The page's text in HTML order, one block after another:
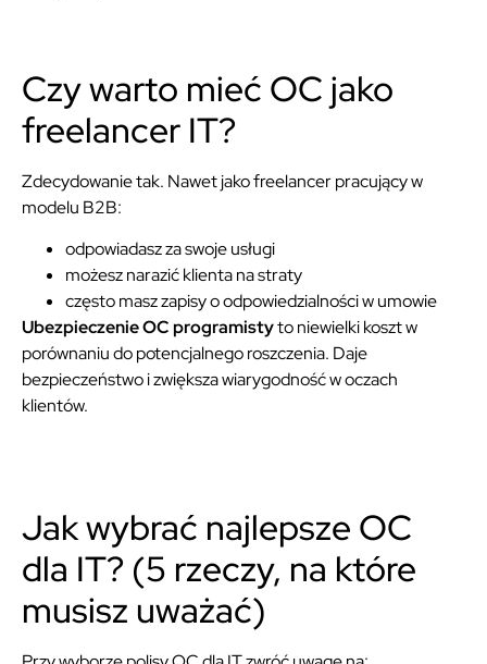
Czy warto mieć OC jako
freelancer IT?
Zdecydowanie tak. Nawet jako freelancer pracujący w
modelu B2B:
odpowiadasz za swoje usługi
możesz narazić klienta na straty
często masz zapisy o odpowiedzialności w umowie
Ubezpieczenie OC programistyto niewielki koszt w
porównaniu do potencjalnego roszczenia. Daje
bezpieczeństwo i zwiększa wiarygodność w oczach
klientów.
Jak wybrać najlepsze OC
dla IT? (5 rzeczy, na które
musisz uważać)